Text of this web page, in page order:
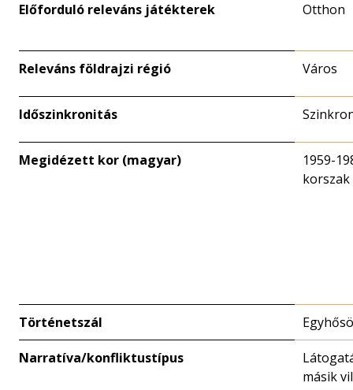
Előforduló releváns játékterek Otthon
Releváns földrajzi régió Város
Időszinkronitás
Megidézett kor (magyar)
1959-
korszak
Történetszál
Narratíva/konfliktustípus
másik